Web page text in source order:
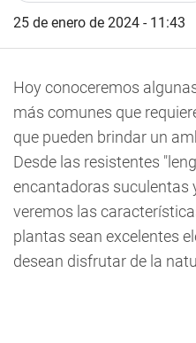
25 de enero de 2024 - 11:43
Hoy conoceremos
más comunes que
que pueden brindar un
Desde las resistentes
encantadoras suculentas
veremos las
plantas sean excelentes
desean disfrutar de la